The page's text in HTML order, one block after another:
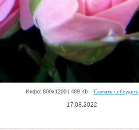
Инфо: 800х1200 | 489 Kb Скачать / обсудить
17.08.2022